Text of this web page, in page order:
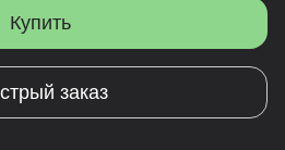
Купить
заказ